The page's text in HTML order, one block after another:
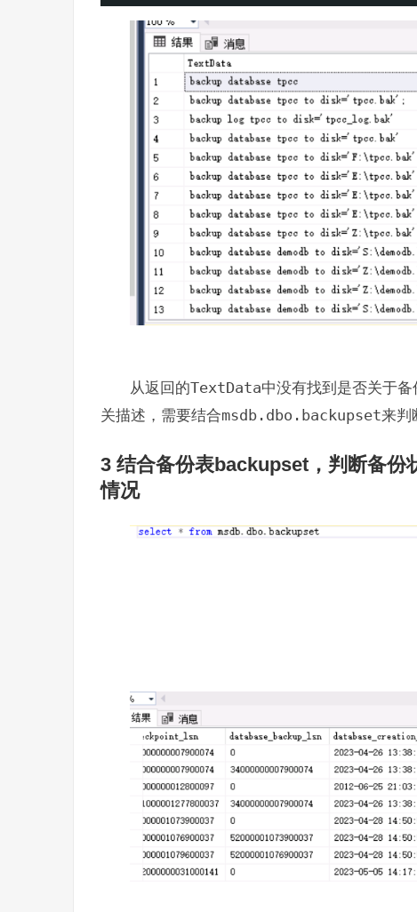
从返回的TextData中没有找到是否关于
关描述，需要结合msdb.dbo.backupset来判
3 结合备份表backupset，判断备份
情况